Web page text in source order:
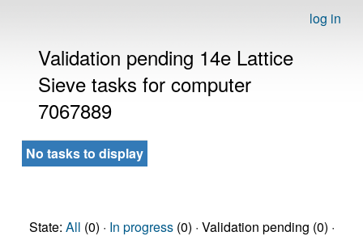
log in
Validation pending 14e Lattice
Sieve tasks for computer
7067889
No tasks to display
State: All (0) · In progress(0) · Validation pending (0) ·